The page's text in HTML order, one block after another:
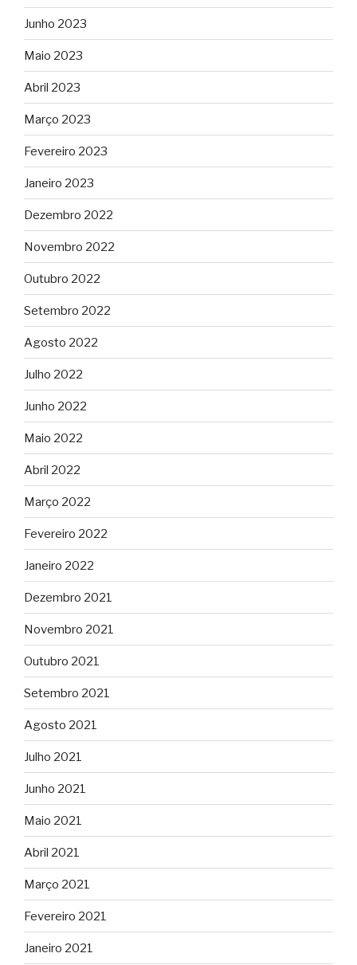
Junho 2023
Maio 2023
Abril 2023
Março 2023
Fevereiro 2023
Janeiro 2023
Dezembro 2022
Novembro 2022
Outubro 2022
Setembro 2022
Agosto 2022
Julho 2022
Junho 2022
Maio 2022
Abril 2022
Março 2022
Fevereiro 2022
Janeiro 2022
Dezembro 2021
Novembro 2021
Outubro 2021
Setembro 2021
Agosto 2021
Julho 2021
Junho 2021
Maio 2021
Abril 2021
Março 2021
Fevereiro 2021
Janeiro 2021